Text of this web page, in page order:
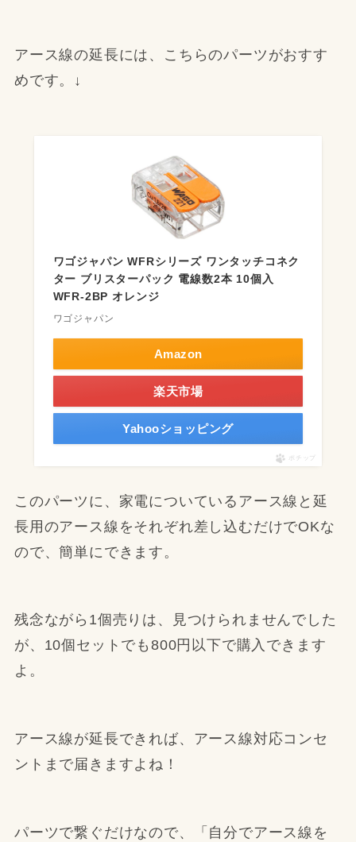
アース線の延長には、こちらのパーツがおすす
めです。↓
ワゴジャパン WFRシリーズ ワンタッチコネク
ター ブリスターパック 電線数2本 10個入
WFR-2BP オレンジ
ワゴジャパン
Amazon
楽天市場
Yahooショッピング
ポチップ
このパーツに、家電についているアース線と延
長用のアース線をそれぞれ差し込むだけでOKな
ので、簡単にできます。
残念ながら1個売りは、見つけられませんでした
が、10個セットでも800円以下で購入できます
よ。
アース線が延長できれば、アース線対応コンセ
ントまで届きますよね！
パーツで繋ぐだけなので、「自分でアース線を